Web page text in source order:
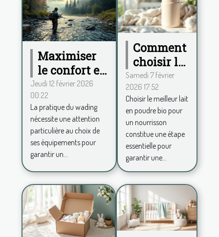
Maximiser
le confort en
wading :
conseils
pour choisir
ses
équipements
Jeudi 12 février 2026
00:22
La pratique du wading
nécessite une attention
particulière au choix de
ses équipements pour
garantir un...
Comment
choisir le
meilleur
lait en
poudre
bio pour
votre
bébé?
Samedi 7 février
2026 17:52
Choisir le meilleur lait
en poudre bio pour
un nourrisson
constitue une étape
essentielle pour
garantir une...